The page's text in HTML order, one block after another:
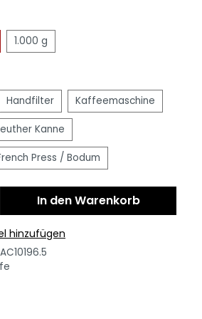
1.000 g
Handfilter Kaffeemaschine
Kanne
Press / Bodum
In den Warenkorb
hinzufügen
AC10196.5